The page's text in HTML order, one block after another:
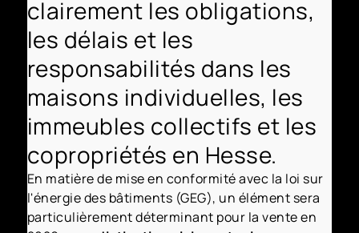
clairement les obligations,
les délais et les
responsabilités dans les
maisons individuelles, les
immeubles collectifs et les
copropriétés en Hesse.
En matière de mise en conformité avec la loi sur
l'énergie des bâtiments (GEG), un élément sera
particulièrement déterminant pour la vente en